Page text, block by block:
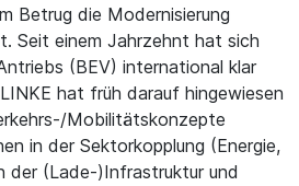
Betrug die Modernisierung
Seit einem Jahrzehnt hat sich
(BEV) international klar
hat früh darauf hingewiesen
Mobilitätskonzepte
in der Sektorkopplung (Energie,
der (Lade-)Infrastruktur und